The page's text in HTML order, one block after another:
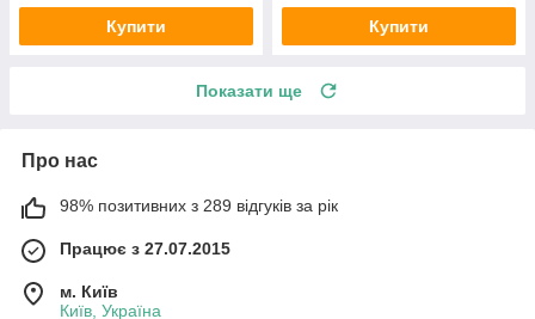
Купити Купити
Показати ще
Про нас
98% позитивних з 289 відгуків за рік
Працює з 27.07.2015
м. Київ
Київ, Україна